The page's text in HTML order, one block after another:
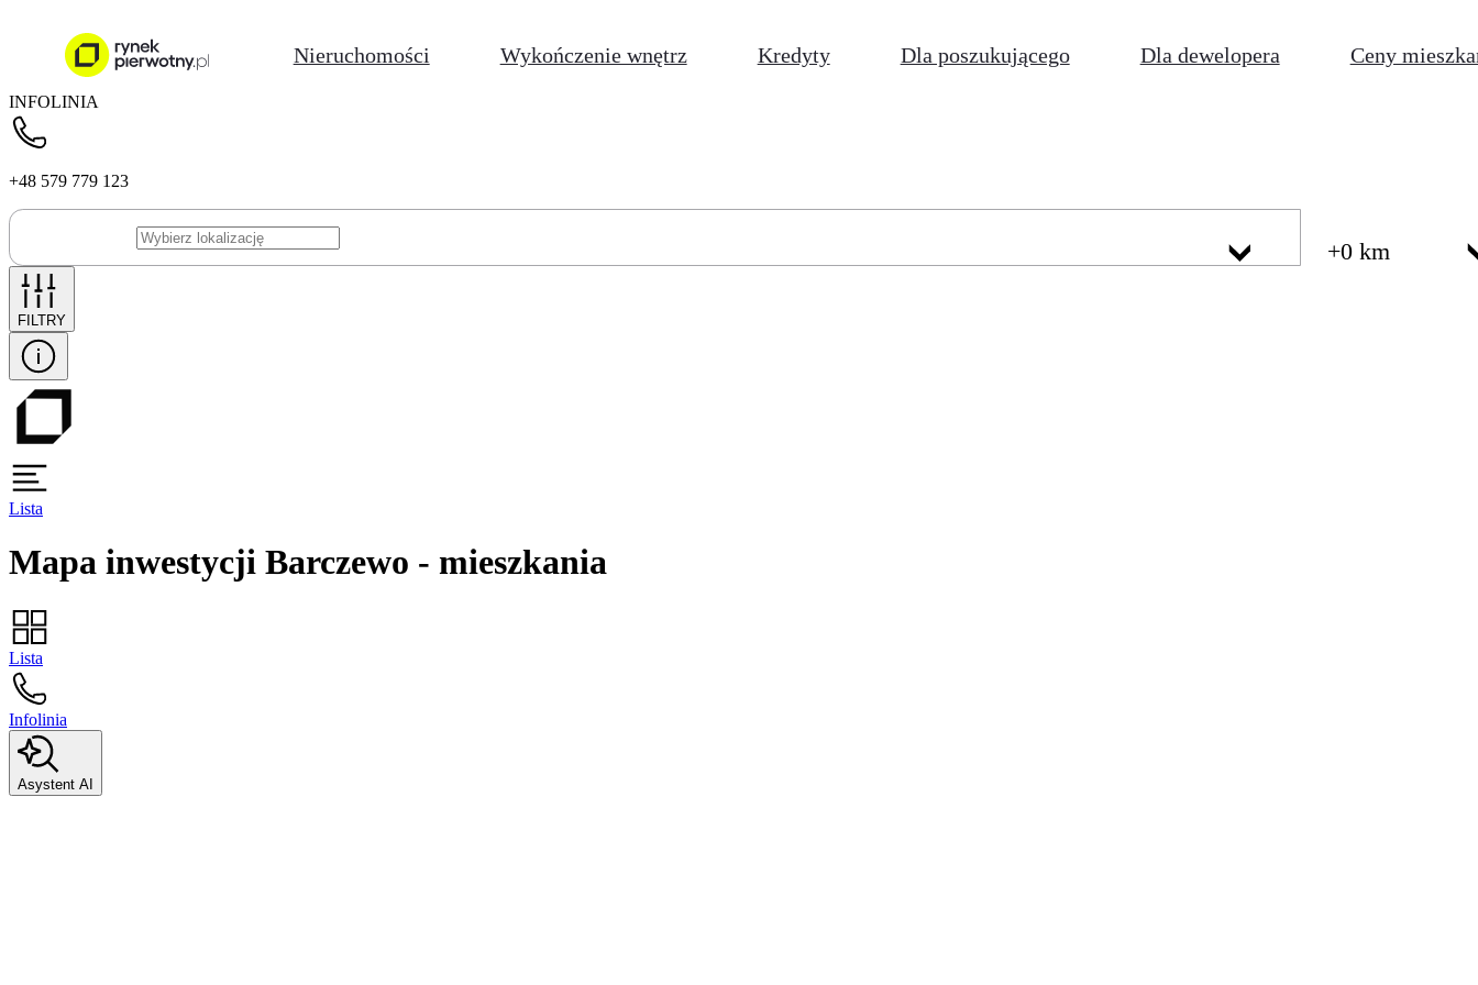
Nieruchomości Wykończenie wnętrz Kredyty Dla poszukującego Dla dewelopera Ceny
INFOLINIA
+48 579 779 123
+0 km
FILTRY
Lista
Mapa inwestycji Barczewo - mieszkania
Lista
Infolinia
Asystent AI